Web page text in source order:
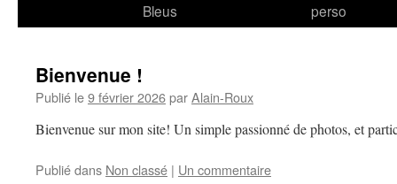
Bleus
perso
Bienvenue !
Publié le9 février 2026parAlain-Roux
Bienvenue sur mon site! Un simple passionné de photos, et
Publié dans Non classé | Un commentaire